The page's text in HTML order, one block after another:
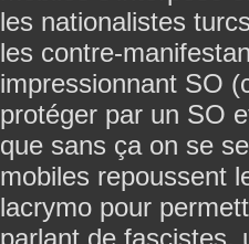
les nationalistes
les contre-
impressionnant SO
protéger par un SO
que sans ça on se
mobiles repoussent
lacrymo pour
parlant de fascistes,